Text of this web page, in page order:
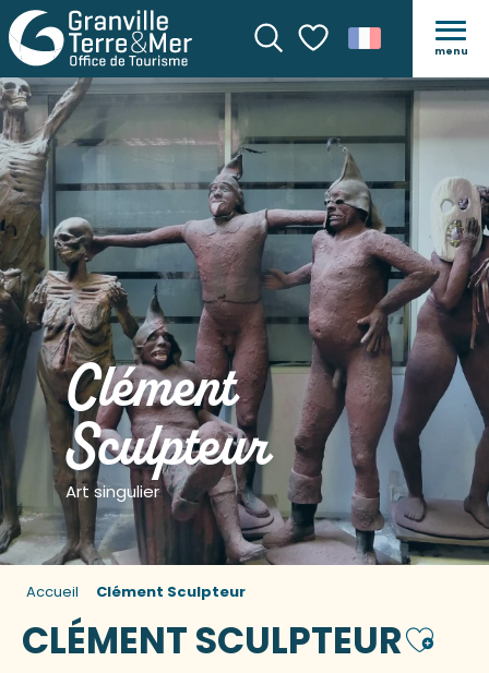
Recherche
Voir les favoris
menu
Clément
Sculpteur
Art singulier
Accueil Clément Sculpteur
CLÉMENT SCULPTEUR